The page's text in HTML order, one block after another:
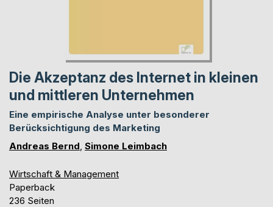
Die Akzeptanz des Internet in kleinen
und mittleren Unternehmen
Eine empirische Analyse unter besonderer
Berücksichtigung des Marketing
Andreas Bernd Simone Leimbach
Wirtschaft & Management
Paperback
236 Seiten